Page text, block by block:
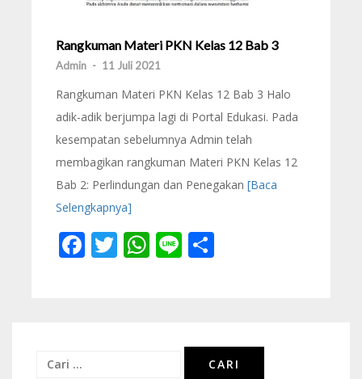
Rangkuman Materi PKN Kelas 12 Bab 3
Admin - 11 Juli 2021
Rangkuman Materi PKN Kelas 12 Bab 3 Halo
adik-adik berjumpa lagi di Portal Edukasi. Pada
kesempatan sebelumnya Admin telah
membagikan rangkuman Materi PKN Kelas 12
Bab 2: Perlindungan dan Penegakan [Baca
Selengkapnya]
Facebook
Twitter
WhatsApp
Line
Cari